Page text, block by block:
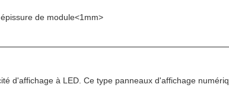
de module<1mm>
d'affichage à LED. Ce type panneaux d'affichage